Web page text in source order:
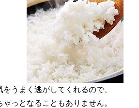
うまく逃がしてくれるので、
っとなることもありません。